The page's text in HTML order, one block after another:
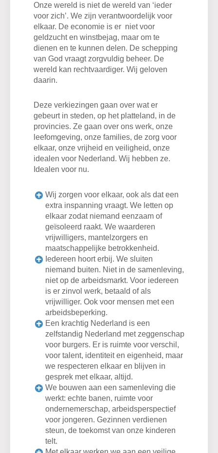
Onze wereld is niet de wereld van ‘ieder
voor zich’. We zijn verantwoordelijk voor
elkaar. De economie is er niet voor
geldzucht en winstbejag, maar om te
dienen en te kunnen delen. De schepping
van God vraagt zorgvuldig beheer. De
wereld kan rechtvaardiger. Wij geloven
daarin.
Deze verkiezingen gaan over wat er
gebeurt in steden, op het platteland, in de
provincies. Ze gaan over ons werk, onze
leefomgeving, onze families, de zorg voor
elkaar, onze vrijheid en veiligheid, onze
idealen voor Nederland. Wij hebben ze.
Idealen voor nu.
Wij zorgen voor elkaar, ook als dat een
extra inspanning vraagt. We letten op
elkaar zodat niemand eenzaam of
geïsoleerd raakt. We waarderen
vrijwilligers, mantelzorgers en
maatschappelijke betrokkenheid.
Iedereen hoort erbij. We sluiten
niemand buiten. Niet in de samenleving,
niet op de arbeidsmarkt. Voor iedereen
is er zinvol werk, betaald of als
vrijwilliger. Ook voor mensen met een
arbeidsbeperking.
Een krachtig Nederland is een
zelfstandig Nederland met zeggenschap
voor burgers. Er is ruimte voor verschil,
voor talent, identiteit en eigenheid, maar
we respecteren elkaar en blijven in
gesprek met elkaar, altijd.
We bouwen aan een samenleving die
werkt: echte banen, ruimte voor
ondernemerschap, arbeidsperspectief
voor jongeren. Gezinnen verdienen
steun, de toekomst van onze kinderen
telt.